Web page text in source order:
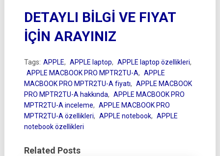
DETAYLI BİLGİ VE FIYAT
İÇİN ARAYINIZ
Tags: APPLE, APPLE laptop, APPLE laptop özellikleri,
APPLE MACBOOK PRO MPTR2TU-A, APPLE
MACBOOK PRO MPTR2TU-A fiyatı, APPLE MACBOOK
PRO MPTR2TU-A hakkında, APPLE MACBOOK PRO
MPTR2TU-A inceleme, APPLE MACBOOK PRO
MPTR2TU-A özellikleri, APPLE notebook, APPLE
notebook özellikleri
Related Posts